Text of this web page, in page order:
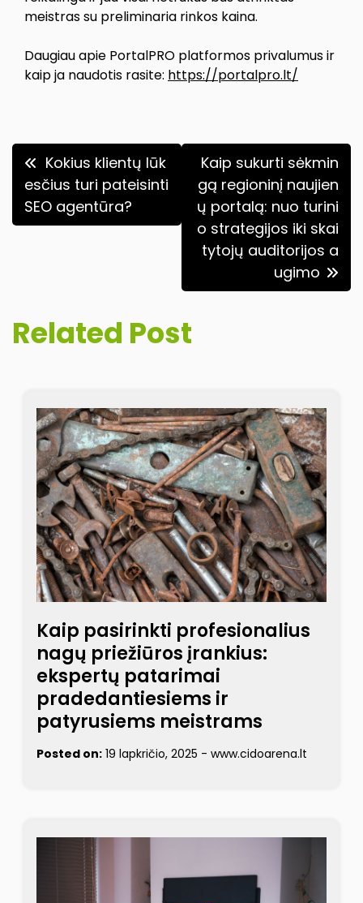
meistras su preliminaria rinkos kaina.
Daugiau apie PortalPRO platformos privalumus ir
kaip ja naudotis rasite: https://portalpro.lt/
Navigacija
tarp
įrašų
Kokius klientų lūk
esčius turi pateisinti
SEO agentūra?
Kaip sukurti sėkmin
gą regioninį naujien
ų portalą: nuo turini
o strategijos iki skai
tytojų auditorijos a
ugimo
Related Post
Kaip pasirinkti profesionalius
nagų priežiūros įrankius:
ekspertų patarimai
pradedantiesiems ir
patyrusiems meistrams
Posted on: 19 lapkričio, 2025 - www.cidoarena.lt